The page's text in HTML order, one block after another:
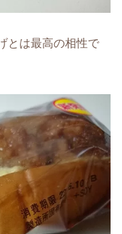
とは最高の相性で